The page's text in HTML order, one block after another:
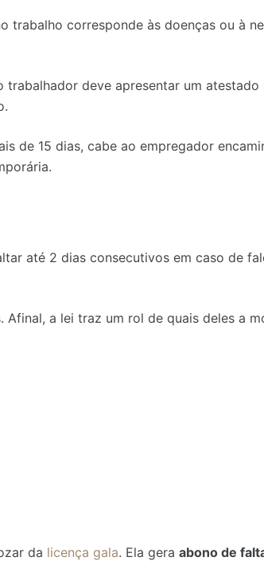
trabalho corresponde às doenças ou à
trabalhador deve apresentar um atestado
de 15 dias, cabe ao empregador
até 2 dias consecutivos em caso de
a lei traz um rol de quais deles a
da licença gala. Ela gera abono de